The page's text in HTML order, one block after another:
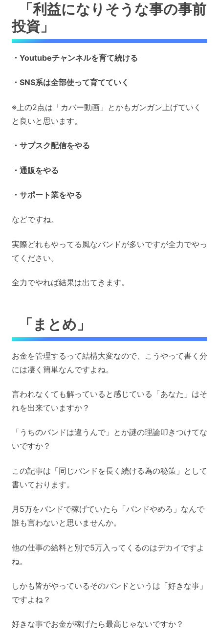
「利益になりそうな事の事前
投資」
・Youtubeチャンネルを育て続ける
・SNS系は全部使って育てていく
※上の2点は「カバー動画」とかもガンガン上げていく
と良いと思います。
・サブスク配信をやる
・通販をやる
・サポート業をやる
などですね。
実際どれもやってる風なバンドが多いですが全力でやっ
てください。
全力でやれば結果は出てきます。
「まとめ」
お金を管理するって結構大変なので、こうやって書く分
には凄く簡単なんですよね。
言われなくても解っていると感じている「あなた」はそ
れを出来ていますか？
「うちのバンドは違うんで」とか謎の理論叩きつけてな
いですか？
この記事は「同じバンドを長く続ける為の秘策」として
書いております。
月5万をバンドで稼げていたら「バンドやめろ」なんで
誰も言わないと思いませんか。
他の仕事の給料と別で5万入ってくるのはデカイですよ
ね。
しかも皆がやっているそのバンドというは「好きな事」
ですよね？
好きな事でお金が稼げたら最高じゃないですか？